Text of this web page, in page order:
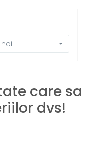
care sa
dvs!